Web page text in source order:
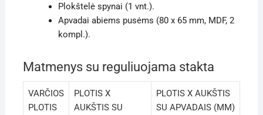
Plokštelė spynai (1 vnt.).
Apvadai abiems pusėms (80 x 65 mm, MDF, 2
kompl.).
Matmenys su reguliuojama stakta
VARČIOS
PLOTIS
PLOTIS X
AUKŠTIS SU
PLOTIS X AUKŠTIS
SU APVADAIS (MM)